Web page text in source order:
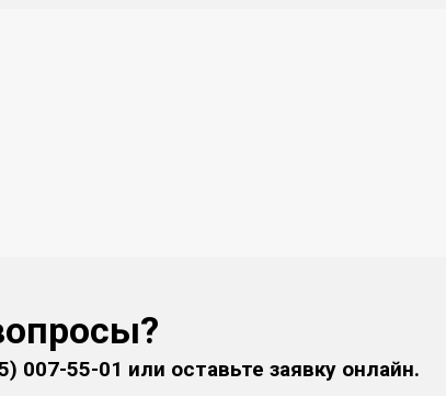
007-55-01 или оставьте заявку онлайн.